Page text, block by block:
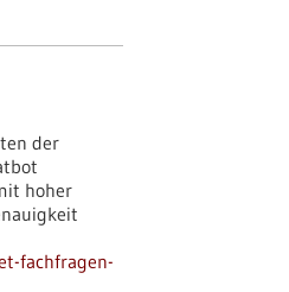
der
hoher
fachfragen-